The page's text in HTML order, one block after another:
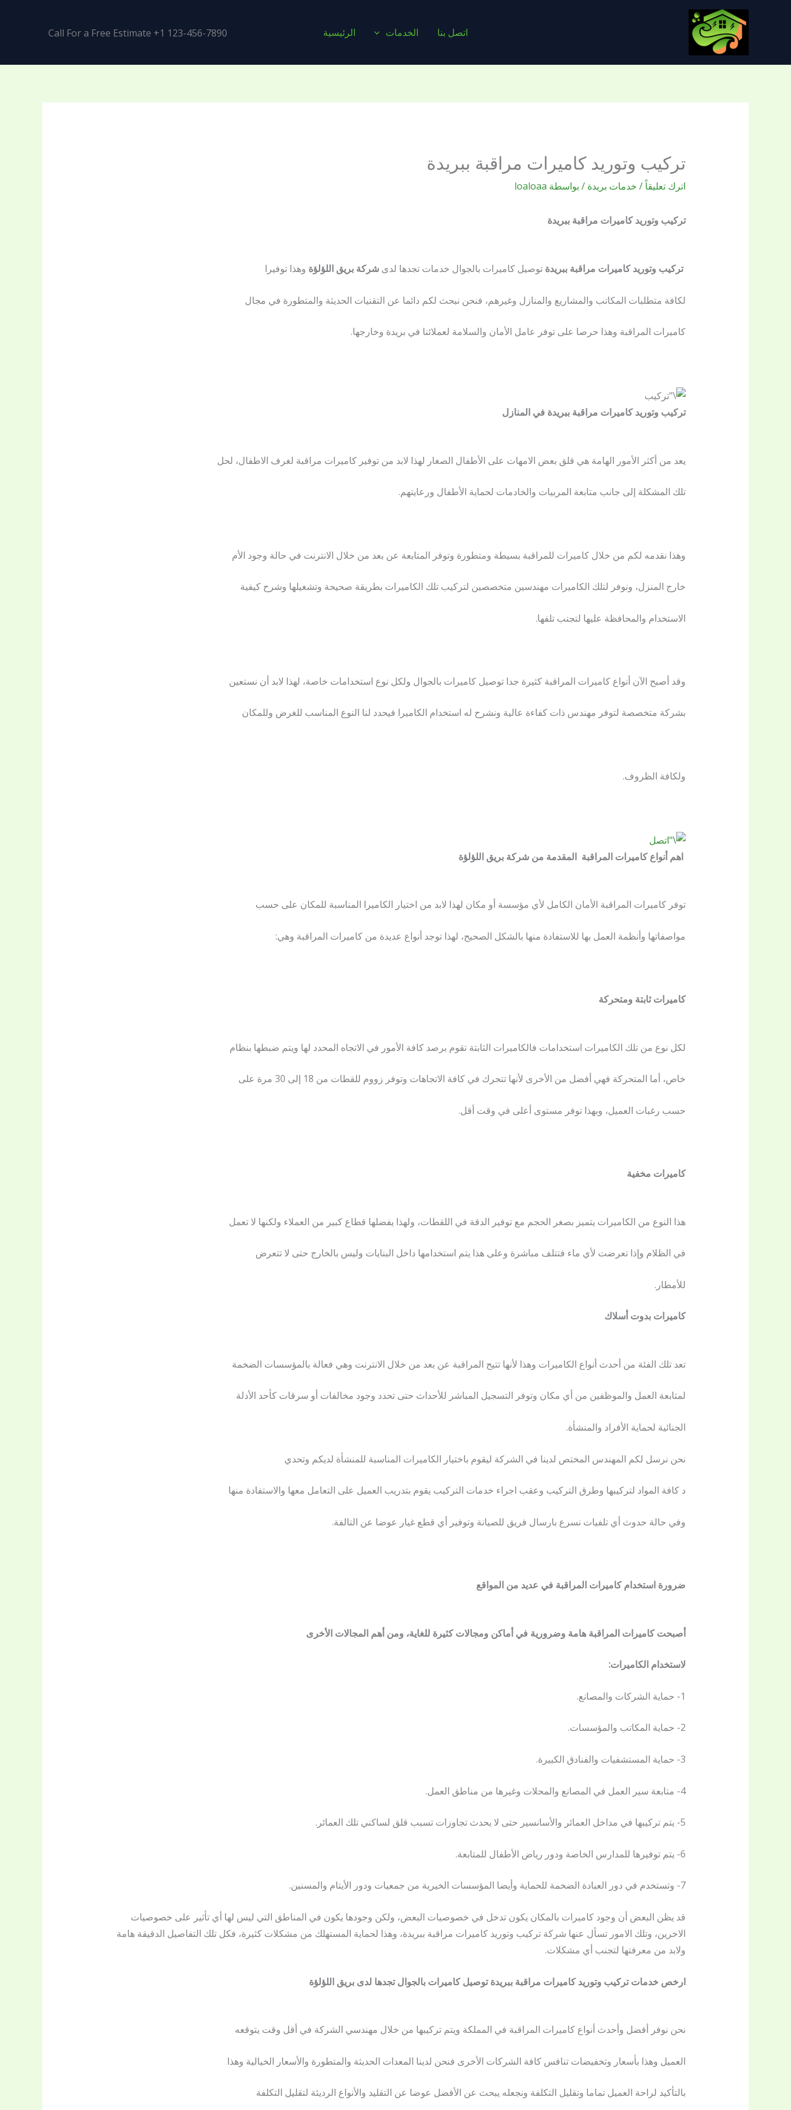
اتصل بنا الخدمات الرئيسية Call For a Free Estimate +1 123-456-7890
تركيب وتوريد كاميرات مراقبة ببريدة
اترك تعليقاً/ خدمات بريدة / بواسطة loaloaa
تركيب وتوريد كاميرات مراقبة ببريدة
تركيب وتوريد كاميرات مراقبة ببريدة توصيل كاميرات بالجوال خدمات تجدها لدى شركة بريق اللؤلؤة وهذا توفيرا
لكافة متطلبات المكاتب والمشاريع والمنازل وغيرهم، فنحن نبحث لكم دائما عن التقنيات الحديثة والمتطورة في مجال
كاميرات المراقبة وهذا حرصا على توفر عامل الأمان والسلامة لعملائنا في بريدة وخارجها.
تركيب وتوريد كاميرات مراقبة ببريدة في المنازل
يعد من أكثر الأمور الهامة هي قلق بعض الامهات على الأطفال الصغار لهذا لابد من توفير كاميرات مراقبة لغرف الاطفال، لحل
تلك المشكلة إلى جانب متابعة المربيات والخادمات لحماية الأطفال ورعايتهم.
وهذا نقدمه لكم من خلال كاميرات للمراقبة بسيطة ومتطورة وتوفر المتابعة عن بعد من خلال الانترنت في حالة وجود الأم
خارج المنزل، ونوفر لتلك الكاميرات مهندسين متخصصين لتركيب تلك الكاميرات بطريقة صحيحة وتشغيلها وشرح كيفية
الاستخدام والمحافظة عليها لتجنب تلفها.
وقد أصبح الآن أنواع كاميرات المراقبة كثيرة جدا توصيل كاميرات بالجوال ولكل نوع استخدامات خاصة، لهذا لابد أن نستعين
بشركة متخصصة لتوفر مهندس ذات كفاءة عالية ونشرح له استخدام الكاميرا فيحدد لنا النوع المناسب للغرض وللمكان
ولكافة الظروف.
اهم أنواع كاميرات المراقبة المقدمة من شركة بريق اللؤلؤة
توفر كاميرات المراقبة الأمان الكامل لأي مؤسسة أو مكان لهذا لابد من اختيار الكاميرا المناسبة للمكان على حسب
مواصفاتها وأنظمة العمل بها للاستفادة منها بالشكل الصحيح، لهذا توجد أنواع عديدة من كاميرات المراقبة وهي:
كاميرات ثابتة ومتحركة
لكل نوع من تلك الكاميرات استخدامات فالكاميرات الثابتة تقوم برصد كافة الأمور في الاتجاه المحدد لها ويتم ضبطها بنظام
خاص، أما المتحركة فهي أفضل من الأخرى لأنها تتحرك في كافة الاتجاهات وتوفر زووم للقطات من 18 إلى 30 مرة على
حسب رغبات العميل، وبهذا توفر مستوى أعلى في وقت أقل.
كاميرات مخفية
هذا النوع من الكاميرات يتميز بصغر الحجم مع توفير الدقة في اللقطات، ولهذا يفضلها قطاع كبير من العملاء ولكنها لا تعمل
في الظلام وإذا تعرضت لأي ماء فتتلف مباشرة وعلى هذا يتم استخدامها داخل البنايات وليس بالخارج حتى لا تتعرض
للأمطار.
كاميرات بدوت أسلاك
تعد تلك الفئة من أحدث أنواع الكاميرات وهذا لأنها تتيح المراقبة عن بعد من خلال الانترنت وهي فعالة بالمؤسسات الضخمة
لمتابعة العمل والموظفين من أي مكان وتوفر التسجيل المباشر للأحداث حتى تحدد وجود مخالفات أو سرقات كأحد الأدلة
الجنائية لحماية الأفراد والمنشأة.
نحن نرسل لكم المهندس المختص لدينا في الشركة ليقوم باختيار الكاميرات المناسبة للمنشأة لديكم وتحدي
د كافة المواد لتركيبها وطرق التركيب وعقب اجراء خدمات التركيب يقوم بتدريب العميل على التعامل معها والاستفادة منها
وفي حالة حدوث أي تلفيات نسرع بارسال فريق للصيانة وتوفير أي قطع غيار عوضا عن التالفة.
ضرورة استخدام كاميرات المراقبة في عديد من المواقع
أصبحت كاميرات المراقبة هامة وضرورية في أماكن ومجالات كثيرة للغاية، ومن أهم المجالات الأخرى
لاستخدام الكاميرات:
1- حماية الشركات والمصانع.
2- حماية المكاتب والمؤسسات.
3- حماية المستشفيات والفنادق الكبيرة.
4- متابعة سير العمل في المصانع والمحلات وغيرها من مناطق العمل.
5- يتم تركيبها في مداخل العمائر والأسانسير حتى لا يحدث تجاوزات تسبب قلق لساكني تلك العمائر.
6- يتم توفيرها للمدارس الخاصة ودور رياض الأطفال للمتابعة.
7- وتستخدم في دور العبادة الضخمة للحماية وأيضا المؤسسات الخيرية من جمعيات ودور الأيتام والمسنين.
قد يظن البعض أن وجود كاميرات بالمكان يكون تدخل في خصوصيات البعض، ولكن وجودها يكون في المناطق التي ليس لها أي تأثير على خصوصيات
الاخرين، وتلك الامور تسأل عنها شركة تركيب وتوريد كاميرات مراقبة ببريدة، وهذا لحماية المستهلك من مشكلات كثيرة، فكل تلك التفاصيل الدقيقة هامة
ولابد من معرفتها لتجنب أي مشكلات.
ارخص خدمات تركيب وتوريد كاميرات مراقبة ببريدة توصيل كاميرات بالجوال تجدها لدى بريق اللؤلؤة
نحن نوفر أفضل وأحدث أنواع كاميرات المراقبة في المملكة ويتم تركيبها من خلال مهندسي الشركة في أقل وقت يتوقعه
العميل وهذا بأسعار وتخفيضات تنافس كافة الشركات الأخرى فنحن لدينا المعدات الحديثة والمتطورة والأسعار الخيالية وهذا
بالتأكيد لراحة العميل تماما وتقليل التكلفة ونجعله يبحث عن الأفضل عوضا عن التقليد والأنواع الرديئة لتقليل التكلفة